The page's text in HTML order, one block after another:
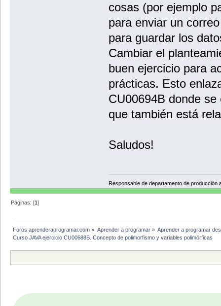
cosas (por ejemplo
para enviar un
para guardar los
Cambiar el
buen ejercicio para
prácticas. Esto
CU00694B donde
que también está
Saludos!
Responsable de departamento de producción
Páginas: [1]
Foros aprenderaprogramar.com » Aprender a programar» Aprender a programar
Curso JAVA ejercicio CU00688B. Concepto de polimorfismo y variables polimórficas